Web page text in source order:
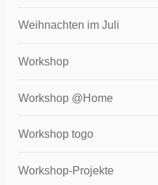
Weihnachten im Juli
Workshop
Workshop @Home
Workshop togo
Workshop-Projekte